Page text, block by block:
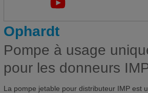
Ophardt
Pompe à usage
pour les donneurs
La pompe jetable pour distributeur IMP est